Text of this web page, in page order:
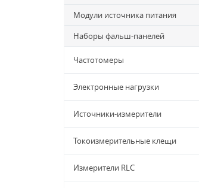
Модули источника питания
Наборы фальш-панелей
Частотомеры
Электронные нагрузки
Источники-измерители
Токоизмерительные клещи
Измерители RLC